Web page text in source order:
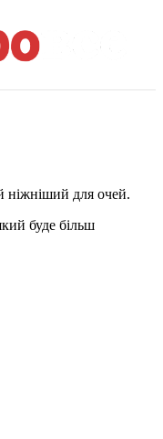
ніжніший для очей.
буде більш